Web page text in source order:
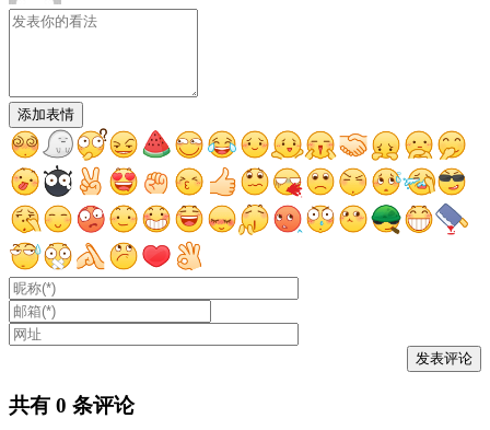
添加表情
共有 0 条评论